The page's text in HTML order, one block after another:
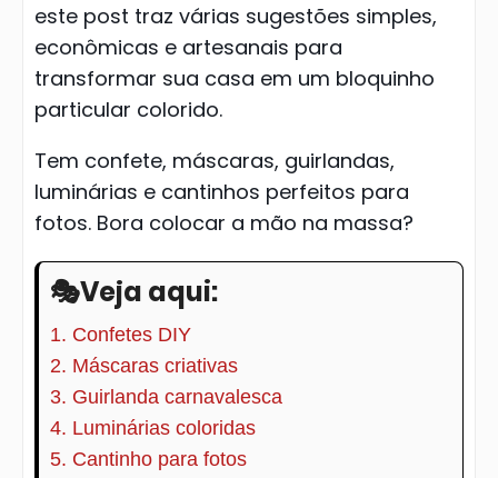
este post traz várias sugestões simples,
econômicas e artesanais para
transformar sua casa em um bloquinho
particular colorido.
Tem confete, máscaras, guirlandas,
luminárias e cantinhos perfeitos para
fotos. Bora colocar a mão na massa?
🎭Veja aqui:
1. Confetes DIY
2. Máscaras criativas
3. Guirlanda carnavalesca
4. Luminárias coloridas
5. Cantinho para fotos